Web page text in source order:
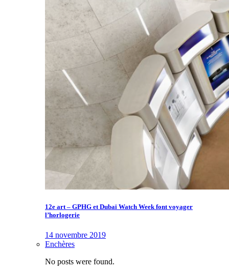
12e art – GPHG et Dubaï Watch Week font voyager
l’horlogerie
14 novembre 2019
Enchères
No posts were found.